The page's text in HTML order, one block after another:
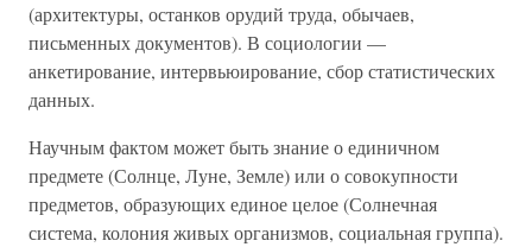
(архитектуры, останков орудий труда, обычаев,
письменных документов). В социологии —
анкетирование, интервьюирование, сбор статистических
данных.
Научным фактом может быть знание о единичном
предмете (Солнце, Луне, Земле) или о совокупности
предметов, образующих единое целое (Солнечная
система, колония живых организмов, социальная группа).